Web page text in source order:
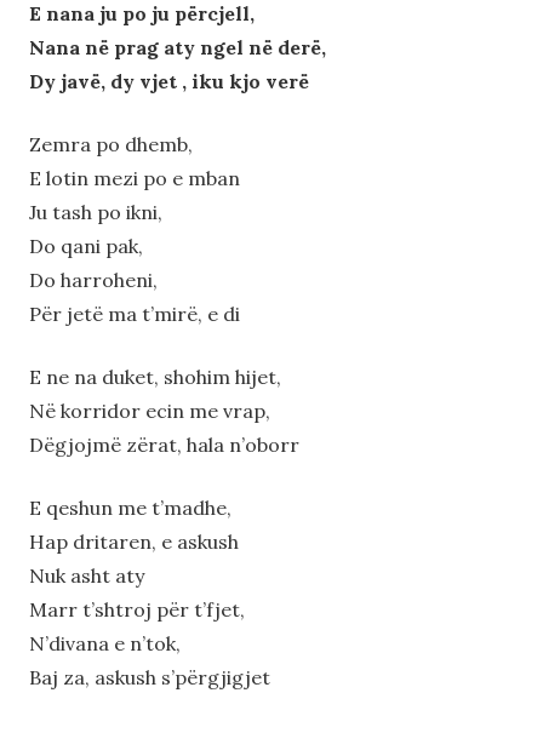
E nana ju po ju përcjell,
Nana në prag aty ngel në derë,
Dy javë, dy vjet , iku kjo verë
Zemra po dhemb,
E lotin mezi po e mban
Ju tash po ikni,
Do qani pak,
Do harroheni,
Për jetë ma t’mirë, e di
E ne na duket, shohim hijet,
Në korridor ecin me vrap,
Dëgjojmë zërat, hala n’oborr
E qeshun me t’madhe,
Hap dritaren, e askush
Nuk asht aty
Marr t’shtroj për t’fjet,
N’divana e n’tok,
Baj za, askush s’përgjigjet